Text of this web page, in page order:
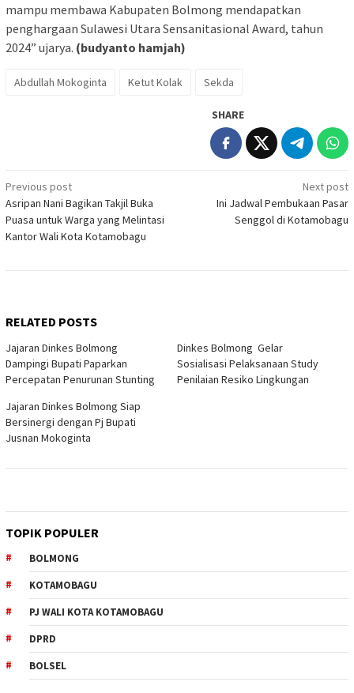
mampu membawa Kabupaten Bolmong mendapatkan
penghargaan Sulawesi Utara Sensanitasional Award, tahun
2024” ujarya. (budyanto hamjah)
Abdullah Mokoginta Ketut Kolak Sekda
SHARE
Post
navigation
Previous post
Asripan Nani Bagikan Takjil Buka
Puasa untuk Warga yang Melintasi
Kantor Wali Kota Kotamobagu
Next post
Ini Jadwal Pembukaan Pasar
Senggol di Kotamobagu
RELATED POSTS
Jajaran Dinkes Bolmong
Dampingi Bupati Paparkan
Percepatan Penurunan Stunting
Dinkes Bolmong Gelar
Sosialisasi Pelaksanaan Study
Penilaian Resiko Lingkungan
Jajaran Dinkes Bolmong Siap
Bersinergi dengan Pj Bupati
Jusnan Mokoginta
TOPIK POPULER
BOLMONG
KOTAMOBAGU
PJ WALI KOTA KOTAMOBAGU
DPRD
BOLSEL